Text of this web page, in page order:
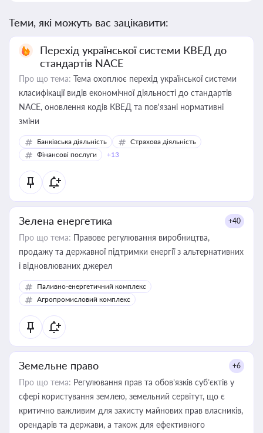
Теми, які можуть вас зацікавити:
Перехід української системи КВЕД до
стандартів NACE
Про що тема: Тема охоплює перехід української системи
класифікації видів економічної діяльності до стандартів
NACE, оновлення кодів КВЕД та пов'язані нормативні
зміни
Банківська діяльність
Страхова діяльність
Фінансові послуги
+13
Зелена енергетика +40
Про що тема: Правове регулювання виробництва,
продажу та державної підтримки енергії з альтернативних
і відновлюваних джерел
Паливно-енергетичний комплекс
Агропромисловий комплекс
Земельне право +6
Про що тема: Регулювання прав та обов’язків суб’єктів у
сфері користування землею, земельний сервітут, що є
критично важливим для захисту майнових прав власників,
орендарів та держави, а також для ефективного